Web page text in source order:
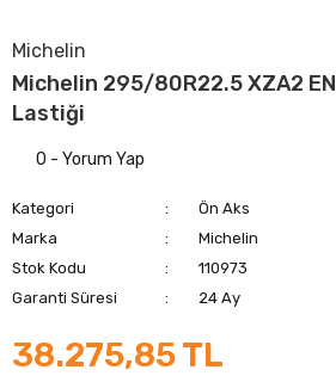
Michelin
Michelin 295/80R22.5 XZA2
Lastiği
0 - Yorum Yap
Kategori
Ön Aks
Marka
Michelin
Stok Kodu
110973
Garanti Süresi
24 Ay
38.275,85 TL